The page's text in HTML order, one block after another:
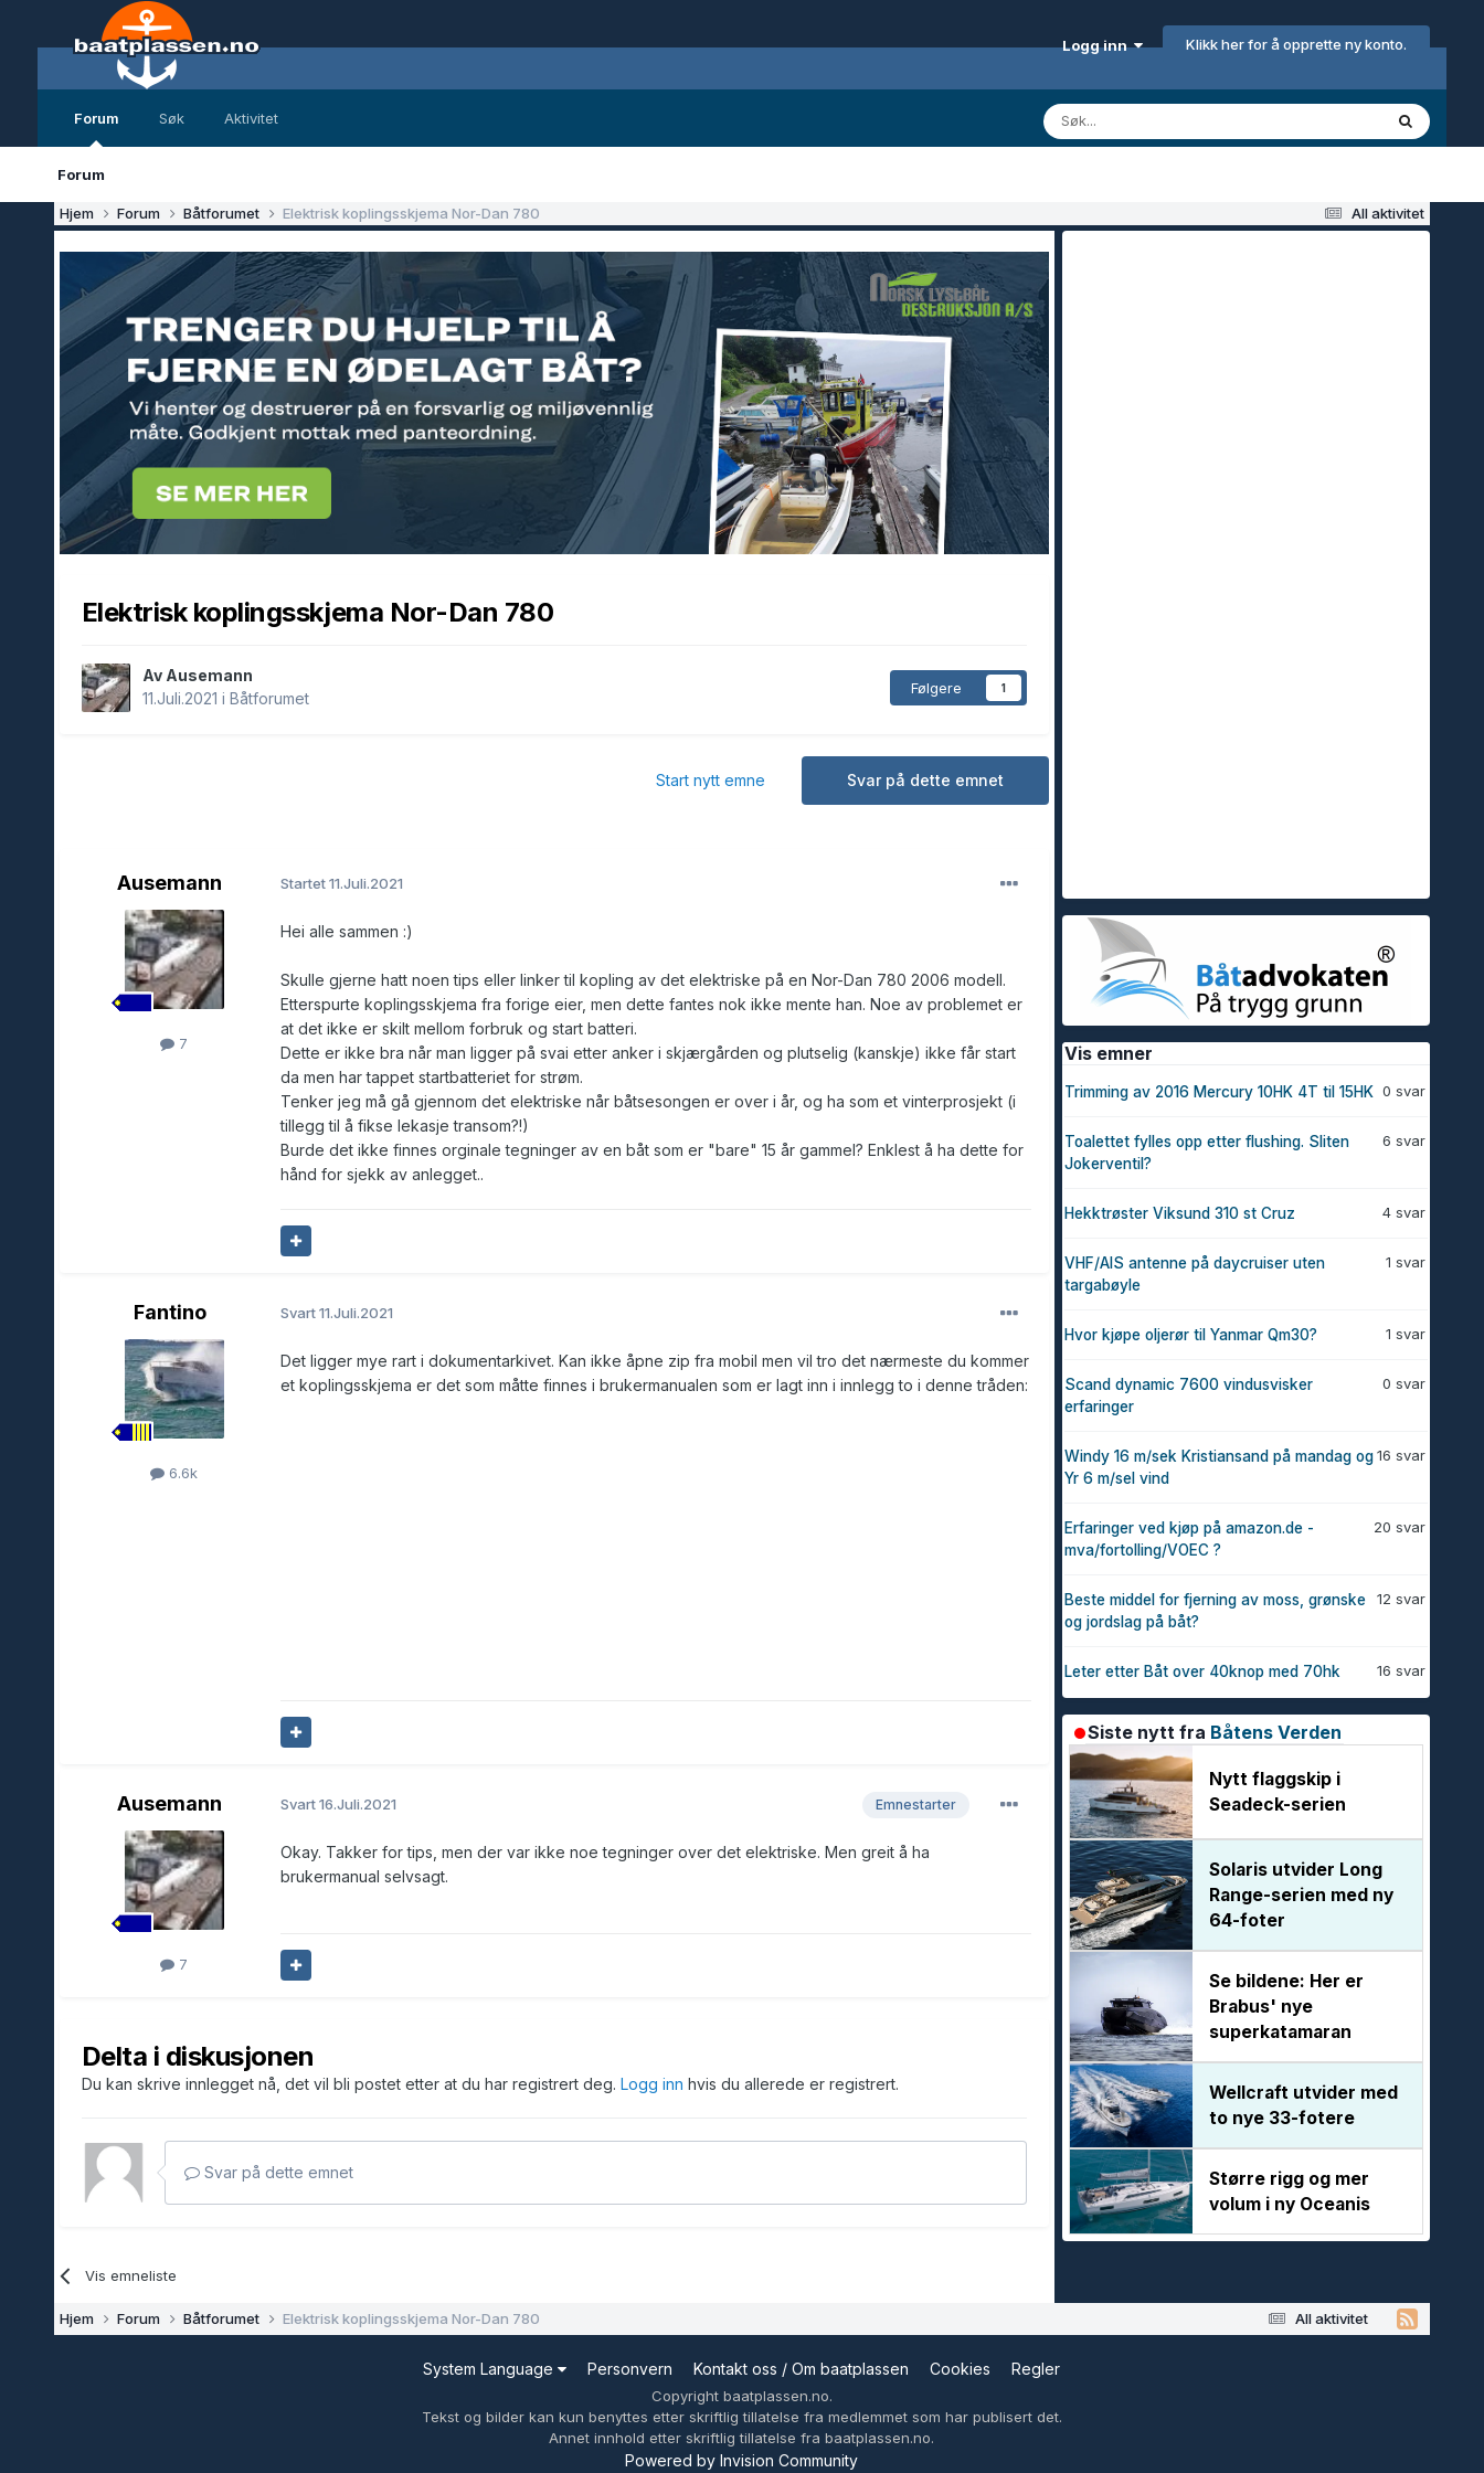
Logg inn Klikk her for å opprette ny konto.
Forum
Forum
Søk Aktivitet
All aktivitet
Hjem Forum Båtforumet Elektrisk koplingsskjema Nor-Dan 780
Elektrisk koplingsskjema Nor-Dan 780
Av Ausemann
11.Juli.2021 i Båtforumet
Følgere 1
Svar på dette emnet
Start nytt emne
Ausemann
7
Startet11.Juli.2021
Hei alle sammen :)
Skulle gjerne hatt noen tips eller linker til kopling av det elektriske på en Nor-Dan 780 2006 modell.
Etterspurte koplingsskjema fra forige eier, men dette fantes nok ikke mente han. Noe av problemet er
at det ikke er skilt mellom forbruk og start batteri.
Dette er ikke bra når man ligger på svai etter anker i skjærgården og plutselig (kanskje) ikke får start
da men har tappet startbatteriet for strøm.
Tenker jeg må gå gjennom det elektriske når båtsesongen er over i år, og ha som et vinterprosjekt (i
tillegg til å fikse lekasje transom?!)
Burde det ikke finnes orginale tegninger av en båt som er "bare" 15 år gammel? Enklest å ha dette for
hånd for sjekk av anlegget..
Fantino
6.6k
Svart11.Juli.2021
Det ligger mye rart i dokumentarkivet. Kan ikke åpne zip fra mobil men vil tro det nærmeste du kommer
et koplingsskjema er det som måtte finnes i brukermanualen som er lagt inn i innlegg to i denne tråden:
Ausemann
7
Emnestarter
Svart16.Juli.2021
Okay. Takker for tips, men der var ikke noe tegninger over det elektriske. Men greit å ha
brukermanual selvsagt.
Delta i diskusjonen
Du kan skrive innlegget nå, det vil bli postet etter at du har registrert deg. Logg inn hvis du allerede er registrert.
Svar på dette emnet
Vis emneliste
Vis emner
0 svar
Trimming av 2016 Mercury 10HK 4T til 15HK
6 svar
Toalettet fylles opp etter flushing. Sliten
Jokerventil?
4 svar
Hekktrøster Viksund 310 st Cruz
1 svar
VHF/AIS antenne på daycruiser uten
targabøyle
1 svar
Hvor kjøpe oljerør til Yanmar Qm30?
0 svar
Scand dynamic 7600 vindusvisker
erfaringer
16 svar
Windy 16 m/sek Kristiansand på mandag og
Yr 6 m/sel vind
20 svar
Erfaringer ved kjøp på amazon.de -
mva/fortolling/VOEC ?
12 svar
Beste middel for fjerning av moss, grønske
og jordslag på båt?
16 svar
Leter etter Båt over 40knop med 70hk
Siste nytt fra Båtens Verden
Nytt flaggskip i
Seadeck-serien
Solaris utvider Long
Range-serien med ny
64-foter
Se bildene: Her er
Brabus' nye
superkatamaran
Wellcraft utvider med
to nye 33-fotere
Større rigg og mer
volum i ny Oceanis
All aktivitet
Hjem Forum Båtforumet Elektrisk koplingsskjema Nor-Dan 780
System Language Personvern Kontakt oss / Om baatplassen Cookies Regler
Copyright baatplassen.no.
Tekst og bilder kan kun benyttes etter skriftlig tillatelse fra medlemmet som har publisert det.
Annet innhold etter skriftlig tillatelse fra baatplassen.no.
Powered by Invision Community